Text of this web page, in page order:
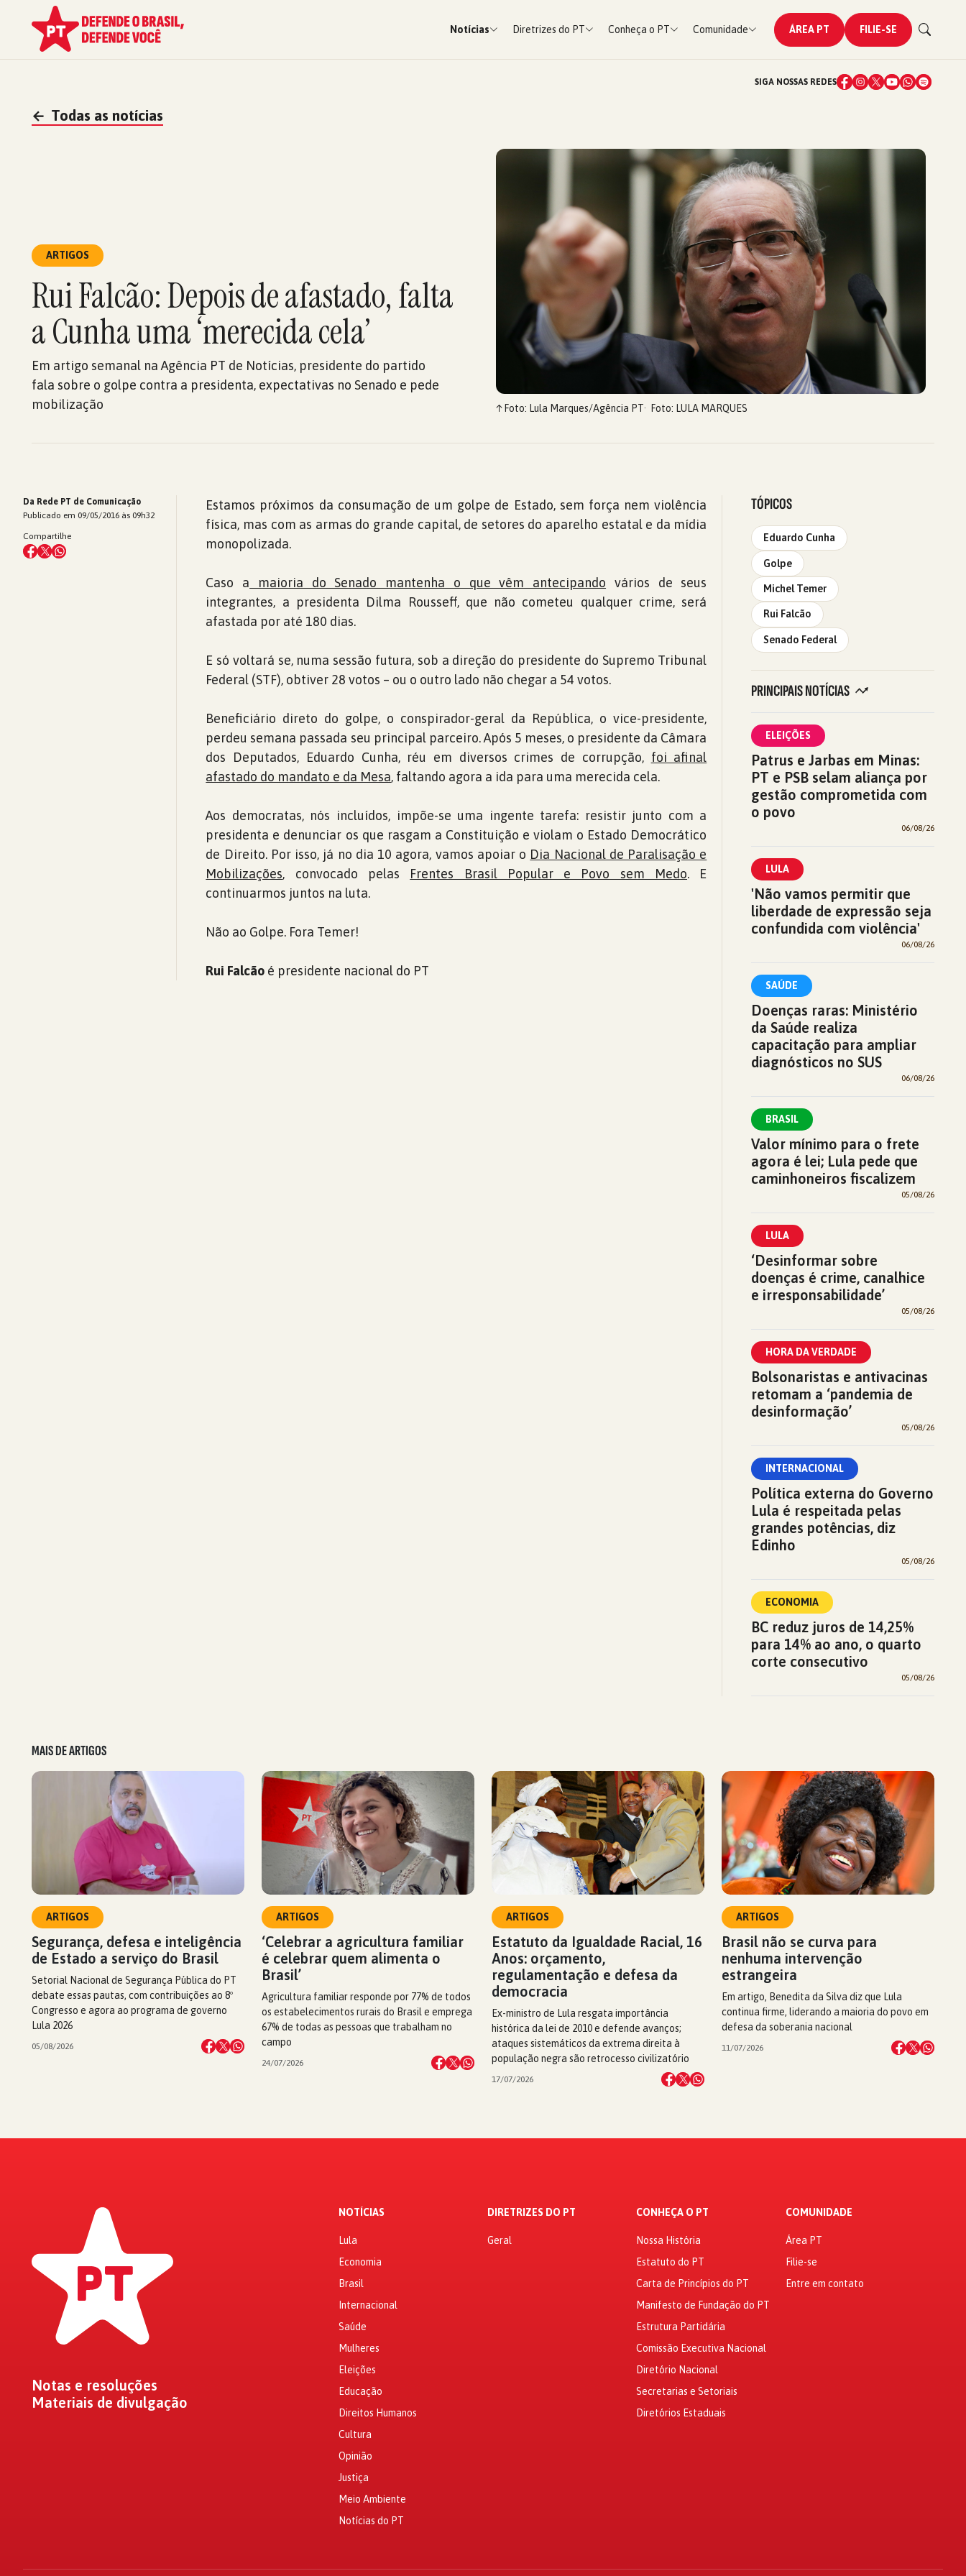
Notícias Diretrizes do PT Conheça o PT Comunidade ÁREA PT FILIE-SE
SIGA NOSSAS REDES
← Todas as notícias
ARTIGOS
Rui Falcão: Depois de afastado, falta
a Cunha uma ‘merecida cela’
Em artigo semanal na Agência PT de Notícias, presidente do partido
fala sobre o golpe contra a presidenta, expectativas no Senado e pede
mobilização
↑Foto: Lula Marques/Agência PT Foto: LULA MARQUES
Da Rede PT de Comunicação
Publicado em 09/05/2016 às 09h32
Compartilhe
Estamos próximos da consumação de um golpe de Estado, sem força nem violência
física, mas com as armas do grande capital, de setores do aparelho estatal e da mídia
monopolizada.
Caso a maioria do Senado mantenha o que vêm antecipando vários de seus
integrantes, a presidenta Dilma Rousseff, que não cometeu qualquer crime, será
afastada por até 180 dias.
E só voltará se, numa sessão futura, sob a direção do presidente do Supremo Tribunal
Federal (STF), obtiver 28 votos – ou o outro lado não chegar a 54 votos.
Beneficiário direto do golpe, o conspirador-geral da República, o vice-presidente,
perdeu semana passada seu principal parceiro. Após 5 meses, o presidente da Câmara
dos Deputados, Eduardo Cunha, réu em diversos crimes de corrupção, foi afinal
afastado do mandato e da Mesa, faltando agora a ida para uma merecida cela.
Aos democratas, nós incluídos, impõe-se uma ingente tarefa: resistir junto com a
presidenta e denunciar os que rasgam a Constituição e violam o Estado Democrático
de Direito. Por isso, já no dia 10 agora, vamos apoiar o Dia Nacional de Paralisação e
Mobilizações, convocado pelas Frentes Brasil Popular e Povo sem Medo. E
continuarmos juntos na luta.
Não ao Golpe. Fora Temer!
Rui Falcão é presidente nacional do PT
TÓPICOS
Eduardo Cunha
Golpe
Michel Temer
Rui Falcão
Senado Federal
PRINCIPAIS NOTÍCIAS
ELEIÇÕES
Patrus e Jarbas em Minas:
PT e PSB selam aliança por
gestão comprometida com
o povo
06/08/26
LULA
'Não vamos permitir que
liberdade de expressão seja
confundida com violência'
06/08/26
SAÚDE
Doenças raras: Ministério
da Saúde realiza
capacitação para ampliar
diagnósticos no SUS
06/08/26
BRASIL
Valor mínimo para o frete
agora é lei; Lula pede que
caminhoneiros fiscalizem
05/08/26
LULA
‘Desinformar sobre
doenças é crime, canalhice
e irresponsabilidade’
05/08/26
HORA DA VERDADE
Bolsonaristas e antivacinas
retomam a ‘pandemia de
desinformação’
05/08/26
INTERNACIONAL
Política externa do Governo
Lula é respeitada pelas
grandes potências, diz
Edinho
05/08/26
ECONOMIA
BC reduz juros de 14,25%
para 14% ao ano, o quarto
corte consecutivo
05/08/26
MAIS DE ARTIGOS
ARTIGOS
Segurança, defesa e inteligência
de Estado a serviço do Brasil
Setorial Nacional de Segurança Pública do PT
debate essas pautas, com contribuições ao 8º
Congresso e agora ao programa de governo
Lula 2026
05/08/2026
ARTIGOS
‘Celebrar a agricultura familiar
é celebrar quem alimenta o
Brasil’
Agricultura familiar responde por 77% de todos
os estabelecimentos rurais do Brasil e emprega
67% de todas as pessoas que trabalham no
campo
24/07/2026
ARTIGOS
Estatuto da Igualdade Racial, 16
Anos: orçamento,
regulamentação e defesa da
democracia
Ex-ministro de Lula resgata importância
histórica da lei de 2010 e defende avanços;
ataques sistemáticos da extrema direita à
população negra são retrocesso civilizatório
17/07/2026
ARTIGOS
Brasil não se curva para
nenhuma intervenção
estrangeira
Em artigo, Benedita da Silva diz que Lula
continua firme, liderando a maioria do povo em
defesa da soberania nacional
11/07/2026
Notas e resoluções
Materiais de divulgação
NOTÍCIAS
Lula
Economia
Brasil
Internacional
Saúde
Mulheres
Eleições
Educação
Direitos Humanos
Cultura
Opinião
Justiça
Meio Ambiente
Notícias do PT
DIRETRIZES DO PT
Geral
CONHEÇA O PT
Nossa História
Estatuto do PT
Carta de Princípios do PT
Manifesto de Fundação do PT
Estrutura Partidária
Comissão Executiva Nacional
Diretório Nacional
Secretarias e Setoriais
Diretórios Estaduais
COMUNIDADE
Área PT
Filie-se
Entre em contato